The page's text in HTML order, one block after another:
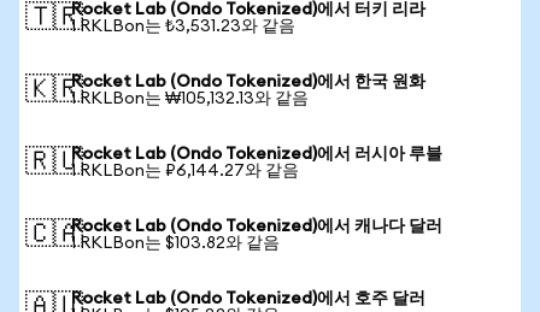
🇹🇷Rocket Lab (Ondo Tokenized)에서 터키 리라
1 RKLBon는 ₺3,531.23와 같음
🇰🇷Rocket Lab (Ondo Tokenized)에서 한국 원화
1 RKLBon는 ₩105,132.13와 같음
🇷🇺Rocket Lab (Ondo Tokenized)에서 러시아 루블
1 RKLBon는 ₽6,144.27와 같음
🇨🇦Rocket Lab (Ondo Tokenized)에서 캐나다 달러
1 RKLBon는 $103.82와 같음
Rocket Lab (Ondo Tokenized)에서 호주 달러